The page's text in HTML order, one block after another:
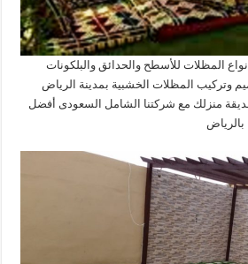
المظلات للأسطح والحدائق والبلكونات
وتركيب المظلات الخشبية بمدينة الرياض
منزلك مع شركتنا الشامل السعودى أفضل